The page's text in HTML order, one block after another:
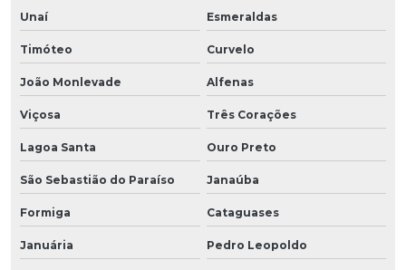
Unaí Esmeraldas
Timóteo Curvelo
João Monlevade Alfenas
Viçosa Três Corações
Lagoa Santa Ouro Preto
São Sebastião do Paraíso Janaúba
Formiga Cataguases
Januária Pedro Leopoldo